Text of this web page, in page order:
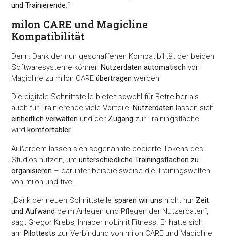
und Trainierende.“
milon CARE und Magicline
Kompatibilität
Denn: Dank der nun geschaffenen Kompatibilität der beiden
Softwaresysteme könnenNutzerdaten automatisch von
Magicline zu milon CAREübertragen werden.
Die digitale Schnittstelle bietet sowohl für Betreiber als
auch für Trainierende viele Vorteile:Nutzerdaten lassen sich
einheitlich verwalten und der Zugang zur Trainingsfläche
wirdkomfortabler.
Außerdem lassen sich sogenannte codierte Tokens des
Studios nutzen, umunterschiedliche Trainingsflächen zu
organisieren – darunter beispielsweise die Trainingswelten
von milon und five.
„Dank der neuen Schnittstellesparen wir uns nicht nur Zeit
und Aufwand beim Anlegen und Pflegen der Nutzerdaten“,
sagt Gregor Krebs, Inhaber noLimit Fitness. Er hatte sich
amPilottests zur Verbindung von milon CARE und Magicline